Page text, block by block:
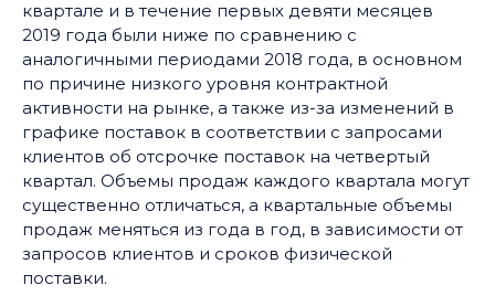
квартале и в течение первых девяти месяцев
2019 года были ниже по сравнению с
аналогичными периодами 2018 года, в основном
по причине низкого уровня контрактной
активности на рынке, а также из-за изменений в
графике поставок в соответствии с запросами
клиентов об отсрочке поставок на четвертый
квартал. Объемы продаж каждого квартала могут
существенно отличаться, а квартальные объемы
продаж меняться из года в год, в зависимости от
запросов клиентов и сроков физической
поставки.